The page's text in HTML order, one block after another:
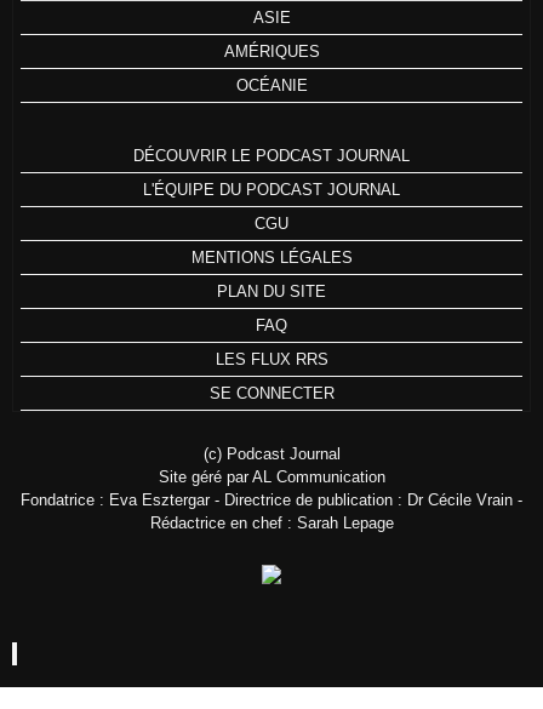
ASIE
AMÉRIQUES
OCÉANIE
DÉCOUVRIR LE PODCAST JOURNAL
L'ÉQUIPE DU PODCAST JOURNAL
CGU
MENTIONS LÉGALES
PLAN DU SITE
FAQ
LES FLUX RRS
SE CONNECTER
(c) Podcast Journal
Site géré par AL Communication
Fondatrice : Eva Esztergar - Directrice de publication : Dr Cécile Vrain -
Rédactrice en chef : Sarah Lepage